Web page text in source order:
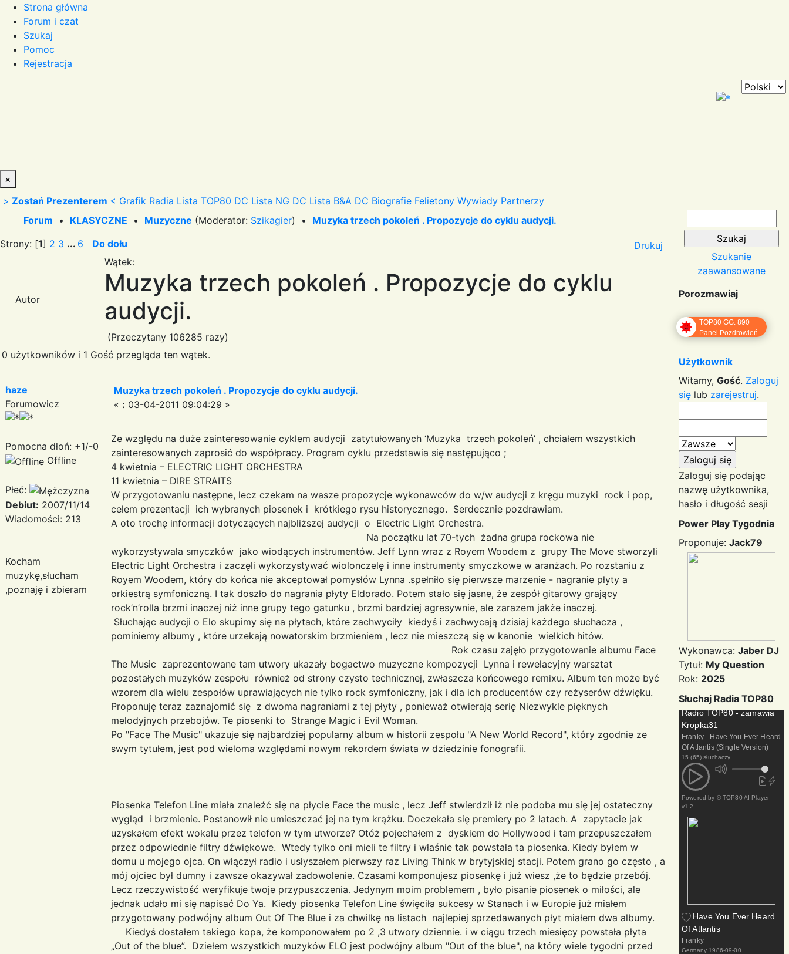
Strona główna
Forum i czat
Szukaj
Pomoc
Rejestracja
×
> Zostań Prezenterem < Grafik Radia Lista TOP80 DC Lista NG DC Lista B&A DC Biografie Felietony Wywiady Partnerzy
Forum • KLASYCZNE • Muzyczne (Moderator: Szikagier) • Muzyka trzech pokoleń . Propozycje do cyklu audycji.
Strony: [1] 2 3 ... 6 Do dołu Drukuj
Autor
Wątek:
Muzyka trzech pokoleń . Propozycje do cyklu
audycji.
(Przeczytany 106285 razy)
0 użytkowników i 1 Gość przegląda ten wątek.
haze
Forumowicz
Pomocna dłoń: +1/-0
Offline
Płeć:
Debiut: 2007/11/14
Wiadomości: 213
Kocham
muzykę,słucham
,poznaję i zbieram
Muzyka trzech pokoleń . Propozycje do cyklu audycji.
« : 03-04-2011 09:04:29 »
Ze względu na duże zainteresowanie cyklem audycji zatytułowanych ‘Muzyka trzech pokoleń’ , chciałem wszystkich
zainteresowanych zaprosić do współpracy. Program cyklu przedstawia się następująco ;
4 kwietnia – ELECTRIC LIGHT ORCHESTRA
11 kwietnia – DIRE STRAITS
W przygotowaniu następne, lecz czekam na wasze propozycje wykonawców do w/w audycji z kręgu muzyki rock i pop,
celem prezentacji ich wybranych piosenek i krótkiego rysu historycznego. Serdecznie pozdrawiam.
A oto trochę informacji dotyczących najbliższej audycji o Electric Light Orchestra.
Na początku lat 70-tych żadna grupa rockowa nie
wykorzystywała smyczków jako wiodących instrumentów. Jeff Lynn wraz z Royem Woodem z grupy The Move stworzyli
Electric Light Orchestra i zaczęli wykorzystywać wiolonczelę i inne instrumenty smyczkowe w aranżach. Po rozstaniu z
Royem Woodem, który do końca nie akceptował pomysłów Lynna .spełniło się pierwsze marzenie - nagranie płyty a
orkiestrą symfoniczną. I tak doszło do nagrania płyty Eldorado. Potem stało się jasne, że zespół gitarowy grający
rock’n’rolla brzmi inaczej niż inne grupy tego gatunku , brzmi bardziej agresywnie, ale zarazem jakże inaczej.
Słuchając audycji o Elo skupimy się na płytach, które zachwyciły kiedyś i zachwycają dzisiaj każdego słuchacza ,
pominiemy albumy , które urzekają nowatorskim brzmieniem , lecz nie mieszczą się w kanonie wielkich hitów.
Rok czasu zajęło przygotowanie albumu Face
The Music zaprezentowane tam utwory ukazały bogactwo muzyczne kompozycji Lynna i rewelacyjny warsztat
pozostałych muzyków zespołu również od strony czysto technicznej, zwłaszcza końcowego remixu. Album ten może być
wzorem dla wielu zespołów uprawiających nie tylko rock symfoniczny, jak i dla ich producentów czy reżyserów dźwięku.
Proponuję teraz zaznajomić się z dwoma nagraniami z tej płyty , ponieważ otwierają serię Niezwykle pięknych
melodyjnych przebojów. Te piosenki to Strange Magic i Evil Woman.
Po "Face The Music" ukazuje się najbardziej popularny album w historii zespołu "A New World Record", który zgodnie ze
swym tytułem, jest pod wieloma względami nowym rekordem świata w dziedzinie fonografii.
Piosenka Telefon Line miała znaleźć się na płycie Face the music , lecz Jeff stwierdził iż nie podoba mu się jej ostateczny
wygląd i brzmienie. Postanowił nie umieszczać jej na tym krążku. Doczekała się premiery po 2 latach. A zapytacie jak
uzyskałem efekt wokalu przez telefon w tym utworze? Otóż pojechałem z dyskiem do Hollywood i tam przepuszczałem
przez odpowiednie filtry dźwiękowe. Wtedy tylko oni mieli te filtry i właśnie tak powstała ta piosenka. Kiedy byłem w
domu u mojego ojca. On włączył radio i usłyszałem pierwszy raz Living Think w brytyjskiej stacji. Potem grano go często , a
mój ojciec był dumny i zawsze okazywał zadowolenie. Czasami komponujesz piosenkę i już wiesz ,że to będzie przebój.
Lecz rzeczywistość weryfikuje twoje przypuszczenia. Jedynym moim problemem , było pisanie piosenek o miłości, ale
jednak udało mi się napisać Do Ya. Kiedy piosenka Telefon Line święciła sukcesy w Stanach i w Europie już miałem
przygotowany podwójny album Out Of The Blue i za chwilkę na listach najlepiej sprzedawanych płyt miałem dwa albumy.
Kiedyś dostałem takiego kopa, że komponowałem po 2 ,3 utwory dziennie. i w ciągu trzech miesięcy powstała płyta
„Out of the blue”. Dziełem wszystkich muzyków ELO jest podwójny album "Out of the blue", na który wiele tygodni przed
Szukanie
zaawansowane
Porozmawiaj
TOP80 GG: 890
Panel Pozdrowień
Użytkownik
Witamy, Gość. Zaloguj
się lub zarejestruj.
Zaloguj się podając
nazwę użytkownika,
hasło i długość sesji
Power Play Tygodnia
Proponuje: Jack79
Wykonawca: Jaber DJ
Tytuł: My Question
Rok: 2025
Słuchaj Radia TOP80
Radio TOP80 - zamawia
Kropka31
Franky - Have You Ever Heard
Of Atlantis (Single Version)
15 (65) słuchaczy
Powered by © TOP80 AI Player
v1.2
Have You Ever Heard
Of Atlantis
Franky
Germany 1986-09-00